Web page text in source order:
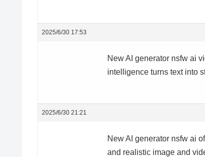
2025/6/30 17:53
New AI generator nsfw ai
intelligence turns text into
2025/6/30 21:21
New AI generator nsfw ai
and realistic image and